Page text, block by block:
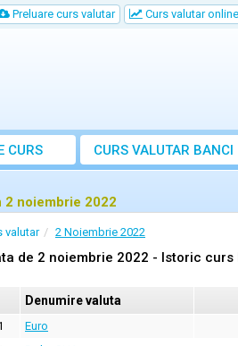
Preluare curs valutar Curs valutar online
CURS CURS VALUTAR BANCI
2 noiembrie 2022
valutar 2 Noiembrie 2022
de 2 noiembrie 2022 - Istoric curs
Denumire valuta
Euro